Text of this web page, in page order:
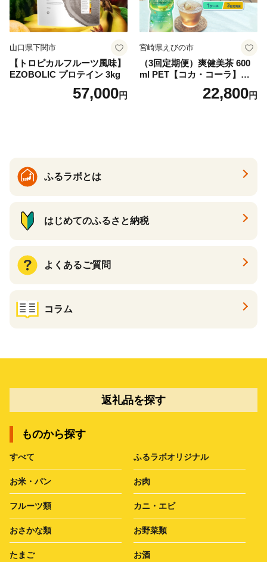
山口県下関市
【トロピカルフルーツ風味】
EZOBOLIC プロテイン 3kg
57,000円
宮崎県えびの市
（3回定期便）爽健美茶 600
ml PET【コカ・コーラ】ペ
ットボトル 1ケース(24本) 定
期便 3回(72本) セット お茶
22,800円
ふるラボとは
はじめてのふるさと納税
よくあるご質問
コラム
返礼品を探す
ものから探す
すべて ふるラボオリジナル
お米・パン お肉
フルーツ類 カニ・エビ
おさかな類 お野菜類
たまご お酒